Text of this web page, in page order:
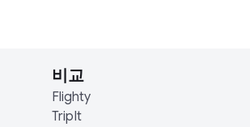
비교
Flighty
TripIt